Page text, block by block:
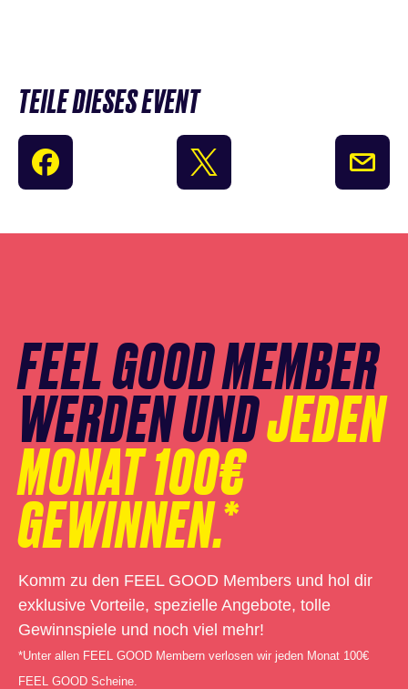
TEILE DIESES EVENT
FEEL GOOD MEMBER
WERDEN UNDJEDEN
MONAT 100€
GEWINNEN.*
Komm zu den FEEL GOOD Members und hol dir
exklusive Vorteile, spezielle Angebote, tolle
Gewinnspiele und noch viel mehr!
*Unter allen FEEL GOOD Membern verlosen wir jeden Monat 100€
FEEL GOOD Scheine.